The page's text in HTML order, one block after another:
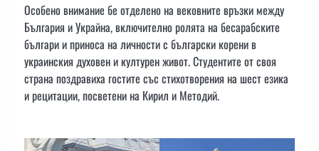
Особено внимание бе отделено на вековните връзки между
България и Украйна, включително ролята на бесарабските
българи и приноса на личности с български корени в
украинския духовен и културен живот. Студентите от своя
страна поздравиха гостите със стихотворения на шест езика
и рецитации, посветени на Кирил и Методий.